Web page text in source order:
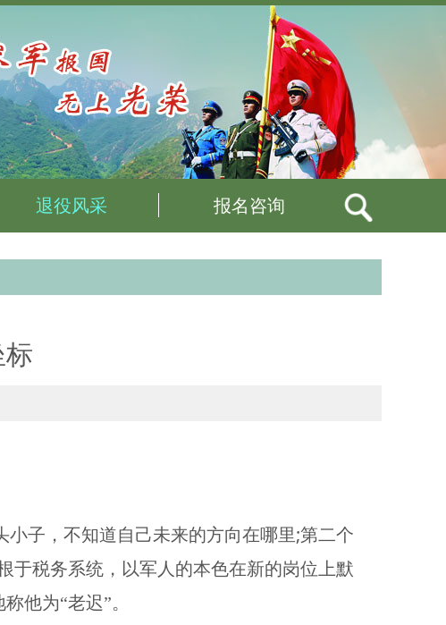
退役风采 报名咨询
子，不知道自己未来的方向在哪里;第二个
于税务系统，以军人的本色在新的岗位上默
他为“老迟”。